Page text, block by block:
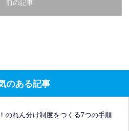
前の記事
のある記事
のれん分け制度をつくる7つの手順